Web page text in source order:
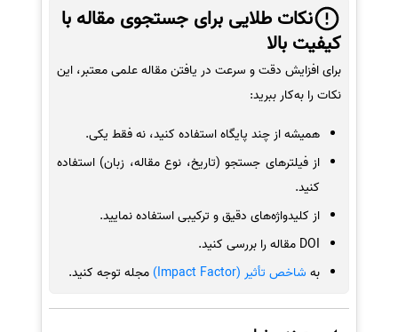
نکات طلایی برای جستجوی مقاله با
کیفیت بالا
برای افزایش دقت و سرعت در یافتن مقاله علمی معتبر، این
نکات را به‌کار ببرید:
همیشه از چند پایگاه استفاده کنید، نه فقط یکی.
از فیلترهای جستجو (تاریخ، نوع مقاله، زبان) استفاده
کنید.
از کلیدواژه‌های دقیق و ترکیبی استفاده نمایید.
DOI مقاله را بررسی کنید.
به شاخص تأثیر (Impact Factor) مجله توجه کنید.